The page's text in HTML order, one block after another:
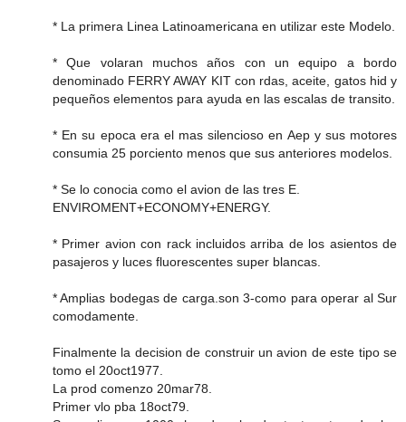
* La primera Linea Latinoamericana en utilizar este Modelo.
* Que volaran muchos años con un equipo a bordo
denominado FERRY AWAY KIT con rdas, aceite, gatos hid y
pequeños elementos para ayuda en las escalas de transito.
* En su epoca era el mas silencioso en Aep y sus motores
consumia 25 porciento menos que sus anteriores modelos.
* Se lo conocia como el avion de las tres E.
ENVIROMENT+ECONOMY+ENERGY.
* Primer avion con rack incluidos arriba de los asientos de
pasajeros y luces fluorescentes super blancas.
* Amplias bodegas de carga.son 3-como para operar al Sur
comodamente.
Finalmente la decision de construir un avion de este tipo se
tomo el 20oct1977.
La prod comenzo 20mar78.
Primer vlo pba 18oct79.